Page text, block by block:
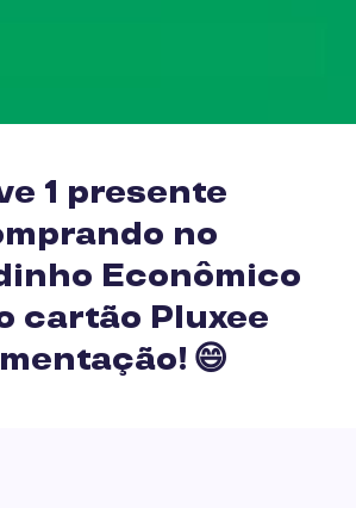
1 presente
no
Econômico
cartão Pluxee
😄